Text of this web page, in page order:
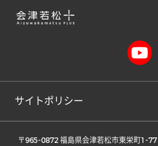
サイトポリシー
〒965-0872 福島県会津若松市東栄町1-77